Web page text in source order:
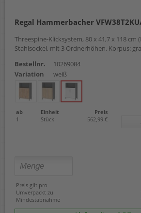
Regal Hammerbacher
Threespine-Klicksystem, 80 x 41,7 x 118 cm
Stahlsockel, mit 3 Ordnerhöhen, Korpus:
Bestellnr.
10269084
Variation
weiß
ab Einheit
Preis
1
Stück 562,99 €
Preis gilt pro
Umverpackt zu
Mindestabnahme